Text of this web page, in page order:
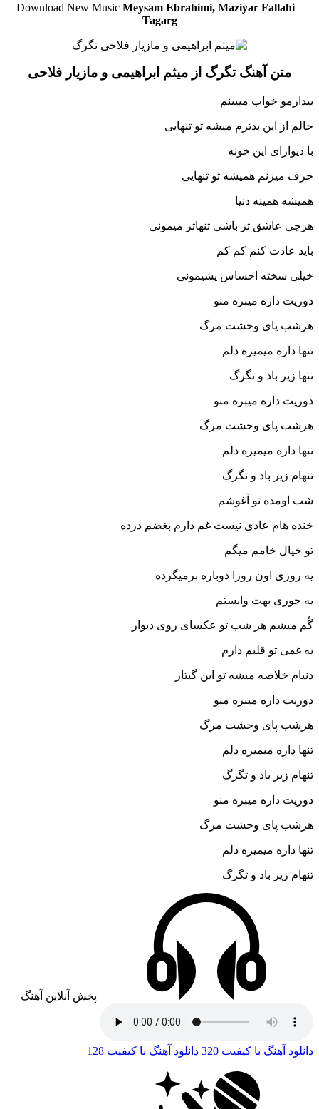
Download New Music Meysam Ebrahimi, Maziyar Fallahi–
Tagarg
متن آهنگ تگرگ از میثم ابراهیمی و مازیار فلاحی
بیدارمو خواب میبینم
حالم از این بدترم میشه تو تنهایی
با دیوارای این خونه
حرف میزنم همیشه تو تنهایی
همیشه همینه دنیا
هرچی عاشق تر باشی تنهاتر میمونی
باید عادت کنم کم کم
خیلی سخته احساس پشیمونی
دوریت داره میبره منو
هرشب پای وحشت مرگ
تنها داره میمیره دلم
تنها زیر باد و تگرگ
دوریت داره میبره منو
هرشب پای وحشت مرگ
تنها داره میمیره دلم
تنهام زیر باد و تگرگ
شب اومده تو آغوشم
خنده هام عادی نیست غم دارم بغضم درده
تو خیال خامم میگم
یه روزی اون روزا دوباره برمیگرده
یه جوری بهت وابستم
گُم میشم هر شب تو عکسای روی دیوار
یه غمی تو قلبم دارم
دنیام خلاصه میشه تو این گیتار
دوریت داره میبره منو
هرشب پای وحشت مرگ
تنها داره میمیره دلم
تنهام زیر باد و تگرگ
دوریت داره میبره منو
هرشب پای وحشت مرگ
تنها داره میمیره دلم
تنهام زیر باد و تگرگ
پخش آنلاین آهنگ
دانلود آهنگ با کیفیت 320 دانلود آهنگ با کیفیت 128